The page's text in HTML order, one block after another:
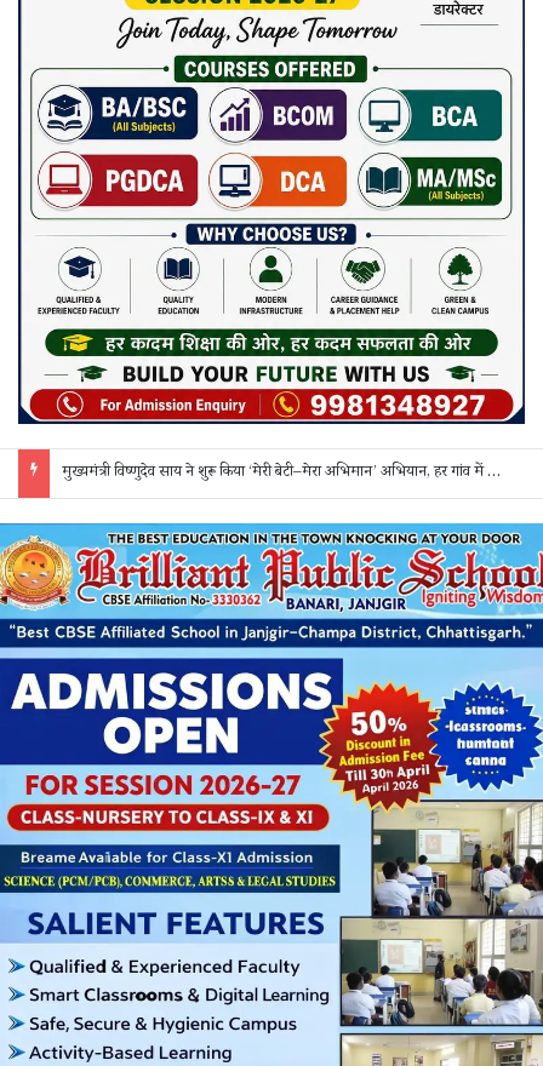
मुख्यमंत्री विष्णुदेव साय ने शुरू किया ‘मेरी बेटी–मेरा अभिमान’ अभियान, हर गांव में मुक्तिधाम और हर स्कूल में बालिका शौचालय